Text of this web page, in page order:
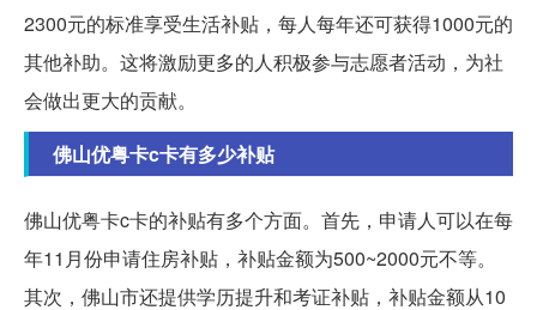
2300元的标准享受生活补贴，每人每年还可获得1000元的
其他补助。这将激励更多的人积极参与志愿者活动，为社
会做出更大的贡献。
佛山优粤卡c卡有多少补贴
佛山优粤卡c卡的补贴有多个方面。首先，申请人可以在每
年11月份申请住房补贴，补贴金额为500~2000元不等。
其次，佛山市还提供学历提升和考证补贴，补贴金额从10